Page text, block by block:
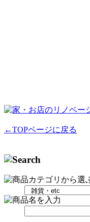
←TOPページに戻る